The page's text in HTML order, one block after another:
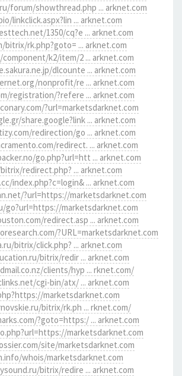
forum/showthread.php ... arknet.com
linkclick.aspx?lin ... arknet.com
1350/cq?e ... arknet.com
bitrix/rk.php?goto= ... arknet.com
k2/item/2 ... arknet.com
dlcounte ... arknet.com
nonprofit/re ... arknet.com
registration/?refere ... arknet.com
?url=marketsdarknet.com
share.google?link ... arknet.com
redirection/go ... arknet.com
redirect. ... arknet.com
go.php?url=htt ... arknet.com
redirect.php? ... arknet.com
index.php?c=login& ... arknet.com
?url=https://marketsdarknet.com
marketsdarknet.com
redirect.asp ... arknet.com
?URL=marketsdarknet.com
bitrix/click.php? ... arknet.com
bitrix/redir ... arknet.com
clients/hyp ... rknet.com/
cgi-bin/atx/ ... arknet.com
marketsdarknet.com
bitrix/rk.ph ... rknet.com/
?goto=https:/ ... arknet.com
marketsdarknet.com
site/marketsdarknet.com
whois/marketsdarknet.com
bitrix/redire ... arknet.com